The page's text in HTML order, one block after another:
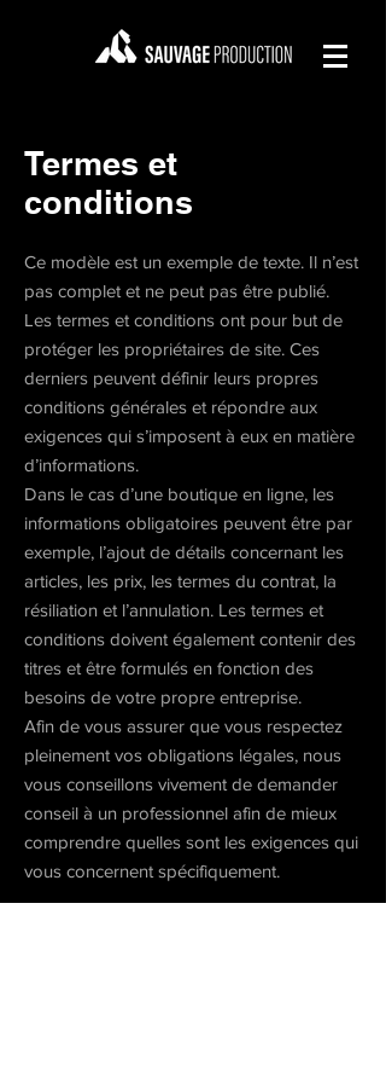
Termes et
conditions
Ce modèle est un exemple de texte. Il n’est
pas complet et ne peut pas être publié.
Les termes et conditions ont pour but de
protéger les propriétaires de site. Ces
derniers peuvent définir leurs propres
conditions générales et répondre aux
exigences qui s’imposent à eux en matière
d’informations.
Dans le cas d’une boutique en ligne, les
informations obligatoires peuvent être par
exemple, l’ajout de détails concernant les
articles, les prix, les termes du contrat, la
résiliation et l’annulation. Les termes et
conditions doivent également contenir des
titres et être formulés en fonction des
besoins de votre propre entreprise.
Afin de vous assurer que vous respectez
pleinement vos obligations légales, nous
vous conseillons vivement de demander
conseil à un professionnel afin de mieux
comprendre quelles sont les exigences qui
vous concernent spécifiquement.